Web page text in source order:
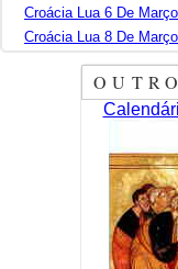
Croácia Lua 6 De
Croácia Lua 8 De